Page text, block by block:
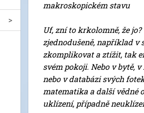
makroskopickém stavu
Uf, zní to krkolomně, že
zjednodušeně, například v
zkomplikovat a ztížit, tak
svém pokoji. Nebo v bytě,
nebo v databázi svých
matematika a další vědné
uklízení, případně